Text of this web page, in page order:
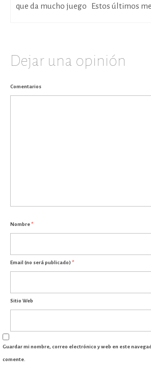
que da mucho juego Estos últimos
Dejar una opinión
Comentarios
Nombre*
Email (no será publicado) *
Sitio Web
Guardar mi nombre, correo electrónico y web en este
comente.